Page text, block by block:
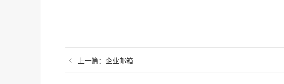
上一篇： 企业邮箱